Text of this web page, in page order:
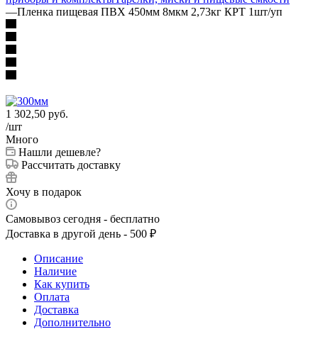
—Пленка пищевая ПВХ 450мм 8мкм 2,73кг КРТ 1шт/уп
1 302,50 руб.
/шт
Много
Нашли дешевле?
Рассчитать доставку
Хочу в подарок
Самовывоз сегодня - бесплатно
Доставка в другой день - 500 ₽
Описание
Наличие
Как купить
Оплата
Доставка
Дополнительно